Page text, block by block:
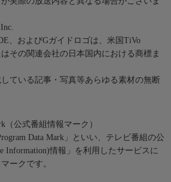
、およびGガイドロゴは、米国TiVo
その関連会社の日本国内における商標ま
ている記事・写真等あらゆる素材の無断
（公式番組情報マーク）
Data Mark」といい、テレビ番組の公
Information)情報」を利用したサービスに
ークです。